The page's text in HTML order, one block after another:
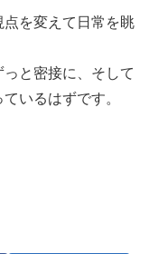
を変えて日常を眺
と密接に、そして
いるはずです。